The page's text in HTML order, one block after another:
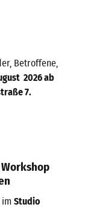
Betroffene,
2026 ab
7.
Workshop
im Studio